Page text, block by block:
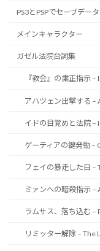
PS3とPSPでセーブデー
メインキャラクター
ガゼル法院台詞集
『教会』の粛正指示
アハツェン出撃する –
イドの目覚めと法院 –
ゲーティアの鍵発動 –
フェイの暴走した日 –
ミァンへの暗殺指示
ラムサス、落ち込む –
リミッター解除 –